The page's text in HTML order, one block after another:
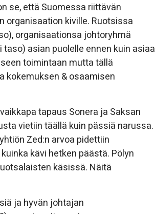
se, että Suomessa riittävän
organisaation kiville. Ruotsissa
organisaationsa johtoryhmä
asian puolelle ennen kuin asiaa
toimintaan mutta tällä
kokemuksen & osaamisen
tapaus Sonera ja Saksan
vietiin täällä kuin pässiä narussa.
Zed:n arvoa pidettiin
kävi hetken päästä. Pölyn
käsissä. Näitä
ja hyvän johtajan